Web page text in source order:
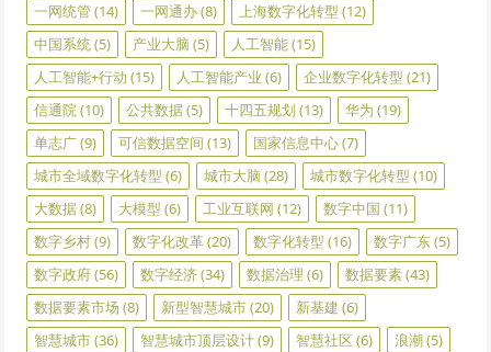
一网统管(14) 一网通办(8) 上海数字化转型 (12)
中国系统(5) 产业大脑 (5) 人工智能(15)
人工智能+行动 (15) 人工智能产业 (6) 企业数字化转型 (21)
信通院(10) 公共数据(5) 十四五规划 (13) 华为 (19)
单志广(9) 可信数据空间 (13) 国家信息中心(7)
城市全域数字化转型 (6) 城市大脑 (28) 城市数字化转型 (10)
大数据(8) 大模型 (6) 工业互联网 (12) 数字中国 (11)
数字乡村(9) 数字化改革(20) 数字化转型 (16) 数字广东(5)
数字政府(56) 数字经济(34) 数据治理 (6) 数据要素(43)
数据要素市场 (8) 新型智慧城市(20) 新基建 (6)
智慧城市(36) 智慧城市顶层设计(9) 智慧社区 (6) 浪潮(5)